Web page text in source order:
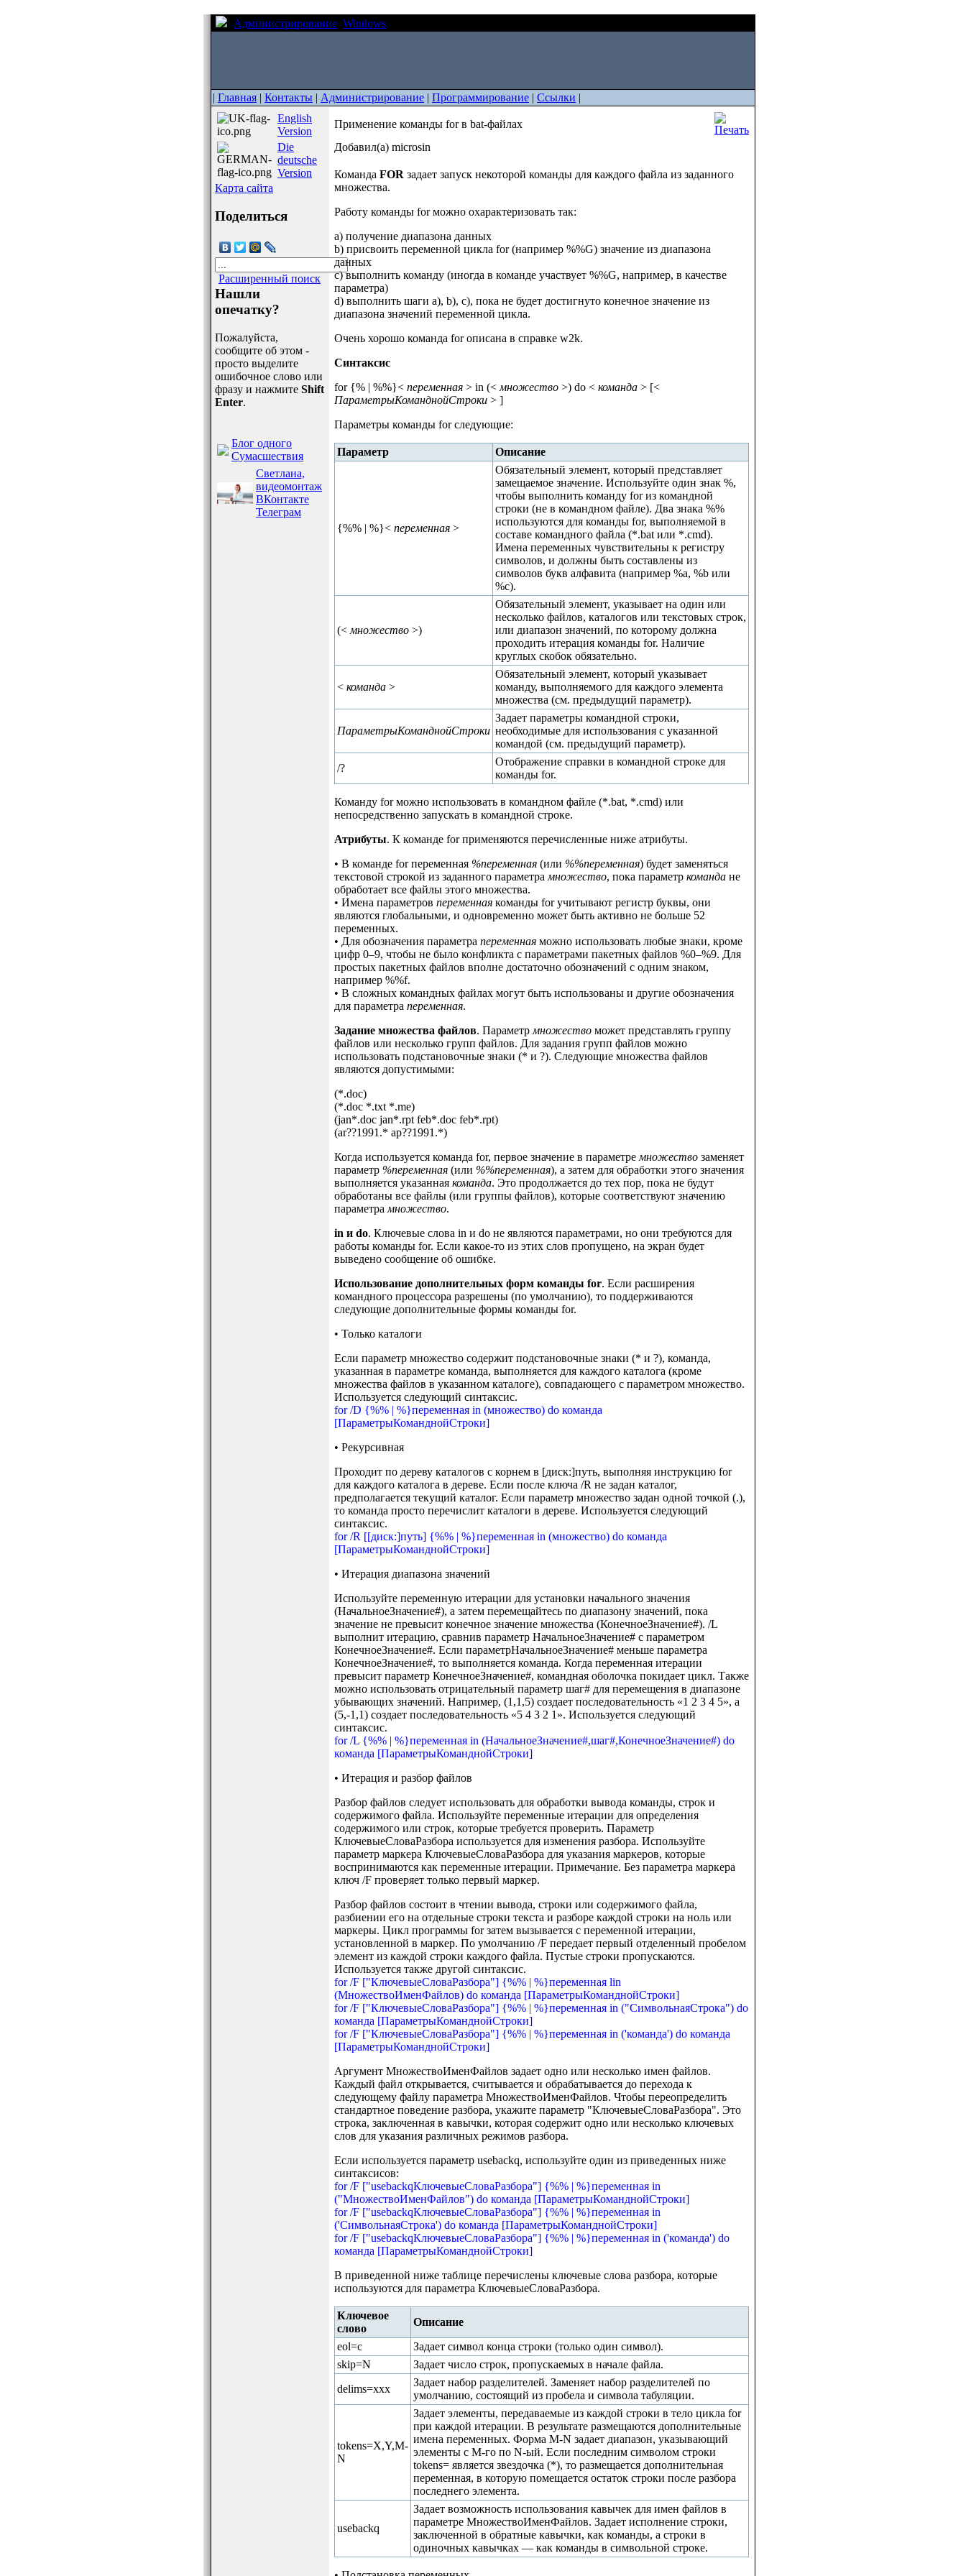
Администрирование Windows
| Главная | Контакты | Администрирование | Программирование | Ссылки |
English
Version
Die
deutsche
Version
Карта сайта
Поделиться
Расширенный поиск
Нашли
опечатку?
Пожалуйста,
сообщите об этом -
просто выделите
ошибочное слово или
фразу и нажмите Shift
Enter.
Блог одного
Сумасшествия
Светлана,
видеомонтаж
ВКонтакте
Телеграм
Применение команды for в bat-файлах
Добавил(а) microsin
Команда FOR задает запуск некоторой команды для каждого файла из заданного
множества.
Работу команды for можно охарактеризовать так:
a) получение диапазона данных
b) присвоить переменной цикла for (например %%G) значение из диапазона
данных
c) выполнить команду (иногда в команде участвует %%G, например, в качестве
параметра)
d) выполнить шаги a), b), c), пока не будет достигнуто конечное значение из
диапазона значений переменной цикла.
Очень хорошо команда for описана в справке w2k.
Синтаксис
for {% | %%}< переменная > in (< множество >) do < команда > [<
ПараметрыКоманднойСтроки > ]
Параметры команды for следующие:
Параметр Описание
{%% | %}< переменная >
Обязательный элемент, который представляет
замещаемое значение. Используйте один знак %,
чтобы выполнить команду for из командной
строки (не в командном файле). Два знака %%
используются для команды for, выполняемой в
составе командного файла (*.bat или *.cmd).
Имена переменных чувствительны к регистру
символов, и должны быть составлены из
символов букв алфавита (например %a, %b или
%c).
(< множество >)
Обязательный элемент, указывает на один или
несколько файлов, каталогов или текстовых строк,
или диапазон значений, по которому должна
проходить итерация команды for. Наличие
круглых скобок обязательно.
< команда >
Обязательный элемент, который указывает
команду, выполняемого для каждого элемента
множества (см. предыдущий параметр).
ПараметрыКоманднойСтроки
Задает параметры командной строки,
необходимые для использования с указанной
командой (см. предыдущий параметр).
/?
Отображение справки в командной строке для
команды for.
Команду for можно использовать в командном файле (*.bat, *.cmd) или
непосредственно запускать в командной строке.
Атрибуты. К команде for применяются перечисленные ниже атрибуты.
• В команде for переменная %переменная (или %%переменная) будет заменяться
текстовой строкой из заданного параметра множество, пока параметр команда не
обработает все файлы этого множества.
• Имена параметров переменная команды for учитывают регистр буквы, они
являются глобальными, и одновременно может быть активно не больше 52
переменных.
• Для обозначения параметра переменная можно использовать любые знаки, кроме
цифр 0–9, чтобы не было конфликта с параметрами пакетных файлов %0–%9. Для
простых пакетных файлов вполне достаточно обозначений с одним знаком,
например %%f.
• В сложных командных файлах могут быть использованы и другие обозначения
для параметра переменная.
Задание множества файлов. Параметр множество может представлять группу
файлов или несколько групп файлов. Для задания групп файлов можно
использовать подстановочные знаки (* и ?). Следующие множества файлов
являются допустимыми:
(*.doc)
(*.doc *.txt *.me)
(jan*.doc jan*.rpt feb*.doc feb*.rpt)
(ar??1991.* ap??1991.*)
Когда используется команда for, первое значение в параметре множество заменяет
параметр %переменная (или %%переменная), а затем для обработки этого значения
выполняется указанная команда. Это продолжается до тех пор, пока не будут
обработаны все файлы (или группы файлов), которые соответствуют значению
параметра множество.
in и do. Ключевые слова in и do не являются параметрами, но они требуются для
работы команды for. Если какое-то из этих слов пропущено, на экран будет
выведено сообщение об ошибке.
Использование дополнительных форм команды for. Если расширения
командного процессора разрешены (по умолчанию), то поддерживаются
следующие дополнительные формы команды for.
• Только каталоги
Если параметр множество содержит подстановочные знаки (* и ?), команда,
указанная в параметре команда, выполняется для каждого каталога (кроме
множества файлов в указанном каталоге), совпадающего с параметром множество.
Используется следующий синтаксис.
for /D {%% | %}переменная in (множество) do команда
[ПараметрыКоманднойСтроки]
• Рекурсивная
Проходит по дереву каталогов с корнем в [диск:]путь, выполняя инструкцию for
для каждого каталога в дереве. Если после ключа /R не задан каталог,
предполагается текущий каталог. Если параметр множество задан одной точкой (.),
то команда просто перечислит каталоги в дереве. Используется следующий
синтаксис.
for /R [[диск:]путь] {%% | %}переменная in (множество) do команда
[ПараметрыКоманднойСтроки]
• Итерация диапазона значений
Используйте переменную итерации для установки начального значения
(НачальноеЗначение#), а затем перемещайтесь по диапазону значений, пока
значение не превысит конечное значение множества (КонечноеЗначение#). /L
выполнит итерацию, сравнив параметр НачальноеЗначение# с параметром
КонечноеЗначение#. Если параметрНачальноеЗначение# меньше параметра
КонечноеЗначение#, то выполняется команда. Когда переменная итерации
превысит параметр КонечноеЗначение#, командная оболочка покидает цикл. Также
можно использовать отрицательный параметр шаг# для перемещения в диапазоне
убывающих значений. Например, (1,1,5) создает последовательность «1 2 3 4 5», а
(5,-1,1) создает последовательность «5 4 3 2 1». Используется следующий
синтаксис.
for /L {%% | %}переменная in (НачальноеЗначение#,шаг#,КонечноеЗначение#) do
команда [ПараметрыКоманднойСтроки]
• Итерация и разбор файлов
Разбор файлов следует использовать для обработки вывода команды, строк и
содержимого файла. Используйте переменные итерации для определения
содержимого или строк, которые требуется проверить. Параметр
КлючевыеСловаРазбора используется для изменения разбора. Используйте
параметр маркера КлючевыеСловаРазбора для указания маркеров, которые
воспринимаются как переменные итерации. Примечание. Без параметра маркера
ключ /F проверяет только первый маркер.
Разбор файлов состоит в чтении вывода, строки или содержимого файла,
разбиении его на отдельные строки текста и разборе каждой строки на ноль или
маркеры. Цикл программы for затем вызывается с переменной итерации,
установленной в маркер. По умолчанию /F передает первый отделенный пробелом
элемент из каждой строки каждого файла. Пустые строки пропускаются.
Используется также другой синтаксис.
for /F ["КлючевыеСловаРазбора"] {%% | %}переменная lin
(МножествоИменФайлов) do команда [ПараметрыКоманднойСтроки]
for /F ["КлючевыеСловаРазбора"] {%% | %}переменная in ("СимвольнаяСтрока") do
команда [ПараметрыКоманднойСтроки]
for /F ["КлючевыеСловаРазбора"] {%% | %}переменная in ('команда') do команда
[ПараметрыКоманднойСтроки]
Аргумент МножествоИменФайлов задает одно или несколько имен файлов.
Каждый файл открывается, считывается и обрабатывается до перехода к
следующему файлу параметра МножествоИменФайлов. Чтобы переопределить
стандартное поведение разбора, укажите параметр "КлючевыеСловаРазбора". Это
строка, заключенная в кавычки, которая содержит одно или несколько ключевых
слов для указания различных режимов разбора.
Если используется параметр usebackq, используйте один из приведенных ниже
синтаксисов:
for /F ["usebackqКлючевыеСловаРазбора"] {%% | %}переменная in
("МножествоИменФайлов") do команда [ПараметрыКоманднойСтроки]
for /F ["usebackqКлючевыеСловаРазбора"] {%% | %}переменная in
('СимвольнаяСтрока') do команда [ПараметрыКоманднойСтроки]
for /F ["usebackqКлючевыеСловаРазбора"] {%% | %}переменная in ('команда') do
команда [ПараметрыКоманднойСтроки]
В приведенной ниже таблице перечислены ключевые слова разбора, которые
используются для параметра КлючевыеСловаРазбора.
Ключевое
слово
Описание
eol=c
Задает символ конца строки (только один символ).
skip=N
Задает число строк, пропускаемых в начале файла.
delims=xxx
Задает набор разделителей. Заменяет набор разделителей по
умолчанию, состоящий из пробела и символа табуляции.
tokens=X,Y,M-
N
Задает элементы, передаваемые из каждой строки в тело цикла for
при каждой итерации. В результате размещаются дополнительные
имена переменных. Форма M-N задает диапазон, указывающий
элементы с M-го по N-ый. Если последним символом строки
tokens= является звездочка (*), то размещается дополнительная
переменная, в которую помещается остаток строки после разбора
последнего элемента.
usebackq
Задает возможность использования кавычек для имен файлов в
параметре МножествоИменФайлов. Задает исполнение строки,
заключенной в обратные кавычки, как команды, а строки в
одиночных кавычках — как команды в символьной строке.